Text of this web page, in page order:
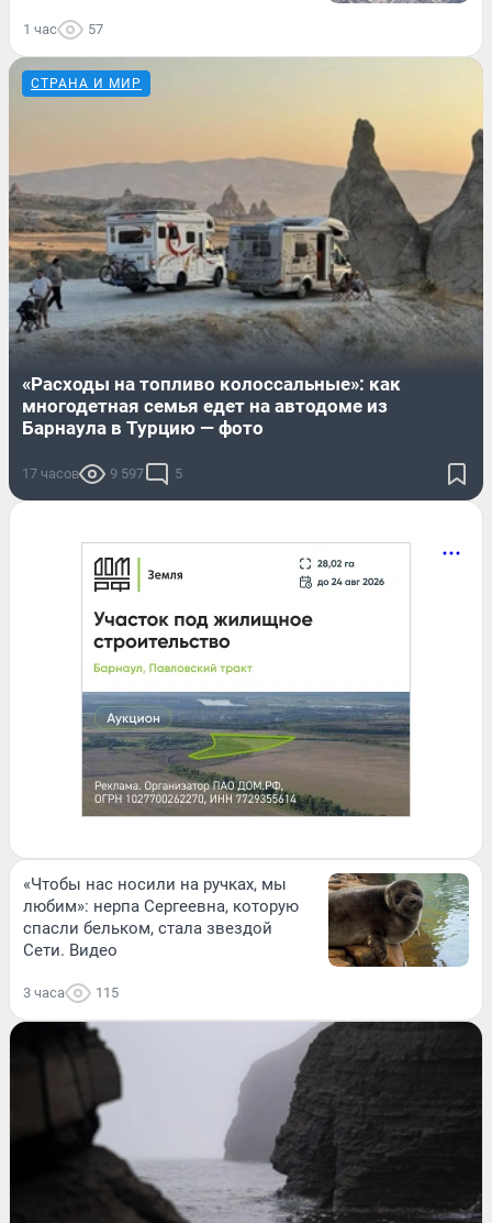
1 час 57
СТРАНА И МИР
«Расходы на топливо колоссальные»: как
многодетная семья едет на автодоме из
Барнаула в Турцию — фото
17 часов 9 597 5
«Чтобы нас носили на ручках, мы
любим»: нерпа Сергеевна, которую
спасли бельком, стала звездой
Сети. Видео
3 часа 115